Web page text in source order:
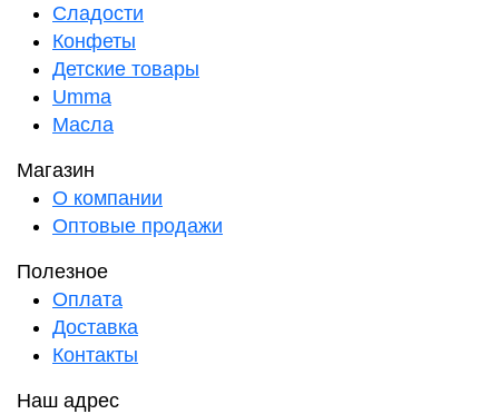
Сладости
Конфеты
Детские товары
Umma
Масла
Магазин
О компании
Оптовые продажи
Полезное
Оплата
Доставка
Контакты
Наш адрес